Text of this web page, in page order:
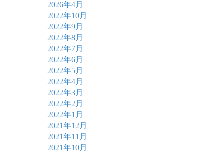
2026年4月
2022年10月
2022年9月
2022年8月
2022年7月
2022年6月
2022年5月
2022年4月
2022年3月
2022年2月
2022年1月
2021年12月
2021年11月
2021年10月